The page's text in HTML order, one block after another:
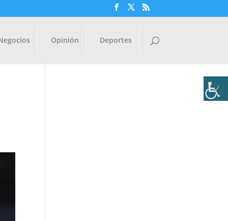
Opinión Deportes